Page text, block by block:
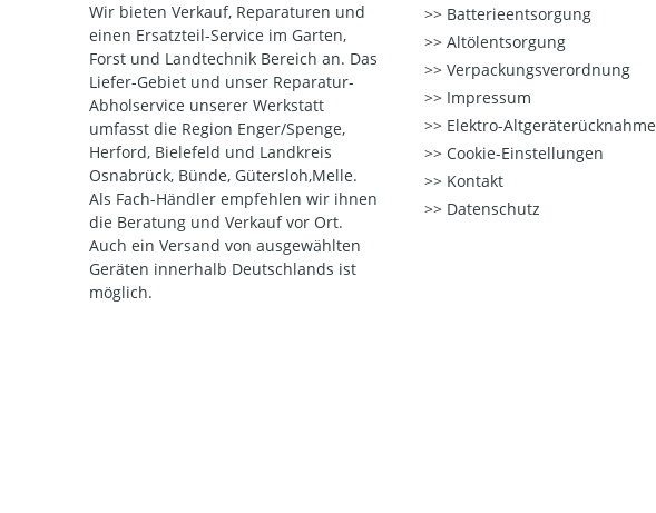
Wir bieten Verkauf, Reparaturen und
einen Ersatzteil-Service im Garten,
Forst und Landtechnik Bereich an. Das
Liefer-Gebiet und unser Reparatur-
Abholservice unserer Werkstatt
umfasst die Region Enger/Spenge,
Herford, Bielefeld und Landkreis
Osnabrück, Bünde, Gütersloh,Melle.
Als Fach-Händler empfehlen wir ihnen
die Beratung und Verkauf vor Ort.
Auch ein Versand von ausgewählten
Geräten innerhalb Deutschlands ist
möglich.
Batterieentsorgung
Altölentsorgung
Verpackungsverordnung
Impressum
Elektro-Altgeräterücknahme
Cookie-Einstellungen
Kontakt
Datenschutz